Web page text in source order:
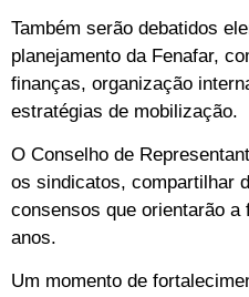
Também serão debatidos
planejamento da Fenafar,
finanças, organização
estratégias de mobilização.
O Conselho de
os sindicatos, compartilhar
consensos que orientarão a
anos.
Um momento de